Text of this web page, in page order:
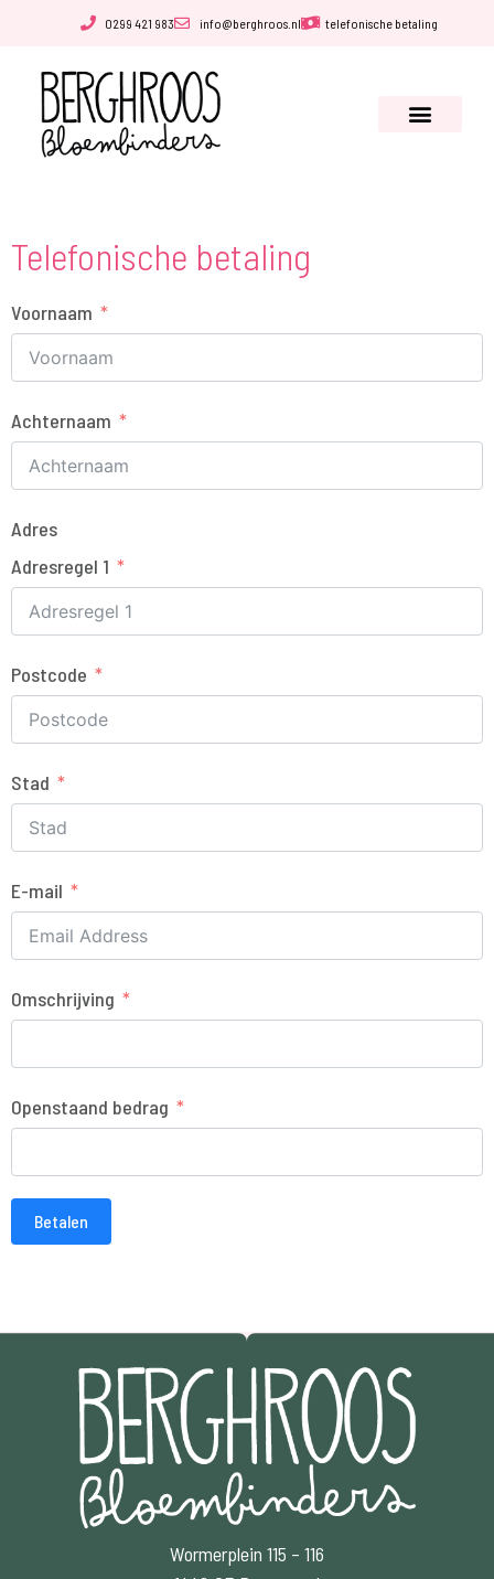
0299 421 983 info@berghroos.nl telefonische betaling
Telefonische betaling
Voornaam
Achternaam
Adres
Adresregel 1
Postcode
Stad
E-mail
Omschrijving
Openstaand bedrag
Betalen
Wormerplein 115 – 116